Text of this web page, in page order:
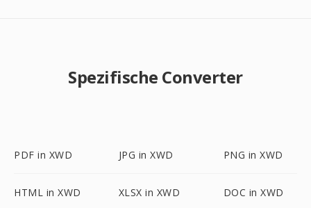
Spezifische Converter
PDF in XWD JPG in XWD PNG in XWD
HTML in XWD XLSX in XWD DOC in XWD